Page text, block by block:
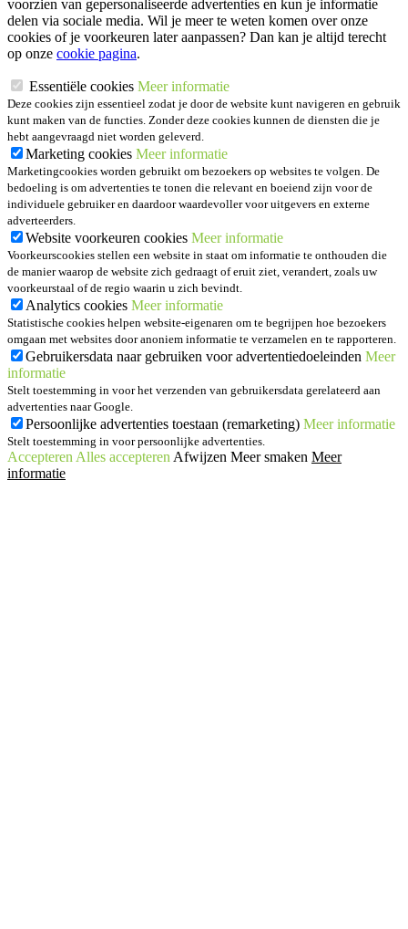
voorzien van gepersonaliseerde advertenties en kun je informatie
delen via sociale media. Wil je meer te weten komen over onze
cookies of je voorkeuren later aanpassen? Dan kan je altijd terecht
op onze cookie pagina.
Essentiële cookies Meer informatie
Deze cookies zijn essentieel zodat je door de website kunt navigeren en gebruik
kunt maken van de functies. Zonder deze cookies kunnen de diensten die je
hebt aangevraagd niet worden geleverd.
Marketing cookies Meer informatie
Marketingcookies worden gebruikt om bezoekers op websites te volgen. De
bedoeling is om advertenties te tonen die relevant en boeiend zijn voor de
individuele gebruiker en daardoor waardevoller voor uitgevers en externe
adverteerders.
Website voorkeuren cookies Meer informatie
Voorkeurscookies stellen een website in staat om informatie te onthouden die
de manier waarop de website zich gedraagt of eruit ziet, verandert, zoals uw
voorkeurstaal of de regio waarin u zich bevindt.
Analytics cookies Meer informatie
Statistische cookies helpen website-eigenaren om te begrijpen hoe bezoekers
omgaan met websites door anoniem informatie te verzamelen en te rapporteren.
Gebruikersdata naar gebruiken voor advertentiedoeleinden Meer
informatie
Stelt toestemming in voor het verzenden van gebruikersdata gerelateerd aan
advertenties naar Google.
Persoonlijke advertenties toestaan (remarketing) Meer informatie
Stelt toestemming in voor persoonlijke advertenties.
Accepteren Alles accepteren Afwijzen Meer smaken Meer
informatie